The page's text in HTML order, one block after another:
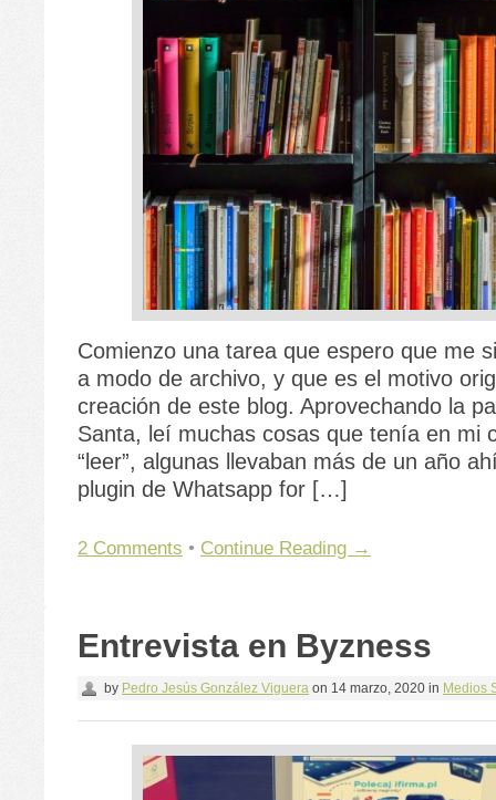
Comienzo una tarea que espero que me
a modo de archivo, y que es el motivo
creación de este blog. Aprovechando la
Santa, leí muchas cosas que tenía en mi
“leer”, algunas llevaban más de un año
plugin de Whatsapp for […]
2 Comments • Continue Reading →
Entrevista en Byzness
by Pedro Jesús González Viguera on 14 marzo, 2020 in Medios